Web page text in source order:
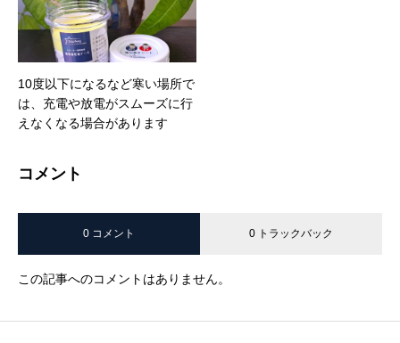
10度以下になるなど寒い場所で
は、充電や放電がスムーズに行
えなくなる場合があります
コメント
0 コメント 0 トラックバック
この記事へのコメントはありません。